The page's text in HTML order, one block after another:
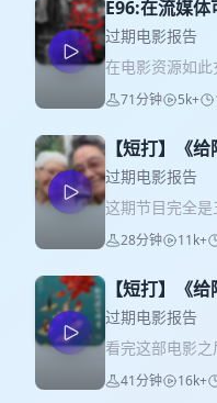
E96:在流媒
么还有电影节？
过期电影报告
在电影资源如此
在电影节上我
部今年上海国
电影电视节 ×
那一刻」特别节
https://
特别感谢小宇
期我们从影迷
71分钟 5k+
【短打】《
两面
过期电影报告
这期节目完全
啥新鲜的东西
聊我自己对福
过分美丽》 欢
五色的付费专题
演》，最新一
上海的关系。
28分钟 11k+
【短打】《
文化，重新审
过期电影报告
看完这部电影
跟女生谈恋爱
失了很久的
41分钟 16k+